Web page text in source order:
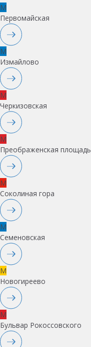
M
Первомайская
M
Измайлово
M
Черкизовская
M
Преображенская площадь
M
Соколиная гора
M
Семеновская
M
Новогиреево
M
Бульвар Рокоссовского